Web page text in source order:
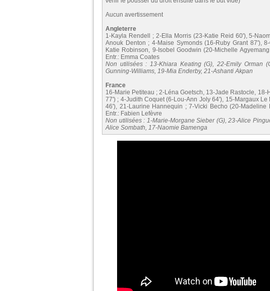
Aucun avertissement
Angleterre
1-Kayla Rendell ; 2-Ella Morris (23-Katie Reid 60'), 5-
Anouk Denton ; 4-Maise Symonds (16-Ruby Grant 87'),
Katie Robinson, 9-Isobel Goodwin (20-Michelle
Entr.: Emma Coates
Non utilisées : 13-Khiara Keating (G), 22-Emily Orman
Gunning-Williams, 19-Mia Enderby, 21-Ashanti Akpan
France
16-Marie Petiteau ; 2-Léna Goetsch, 13-Jade Rastocle,
77') ; 4-Judith Coquet (6-Lou-Ann Joly 64'), 15-Margaux
46'), 21-Laurine Hannequin ; 7-Vicki Becho (20-
Entr.: Fabien Lefèvre
Non utilisées : 1-Marie-Morgane Sieber (G), 23-Alice
Alice Sombath, 17-Naomie Bamenga